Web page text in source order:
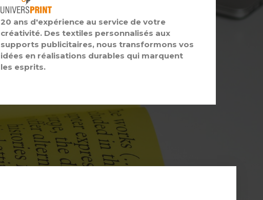
20 ans d'expérience au service de votre
créativité. Des textiles personnalisés aux
supports publicitaires, nous transformons vos
idées en réalisations durables qui marquent
les esprits.